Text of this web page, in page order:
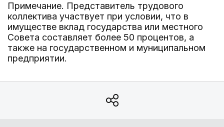
Примечание. Представитель трудового
коллектива участвует при условии, что в
имуществе вклад государства или местного
Совета составляет более 50 процентов, а
также на государственном и муниципальном
предприятии.